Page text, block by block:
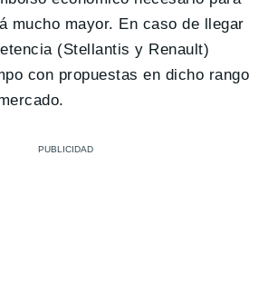
mucho mayor. En caso de llegar
(Stellantis y Renault)
con propuestas en dicho rango